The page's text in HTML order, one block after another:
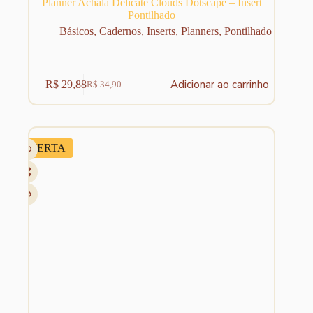
Pontilhado
Básicos,Cadernos,Inserts,Planners,Pontilhado
R$34,90
O
preço
era:
R$ 29,88O
preço
é:
Adicionar ao carrinho
OFERTA